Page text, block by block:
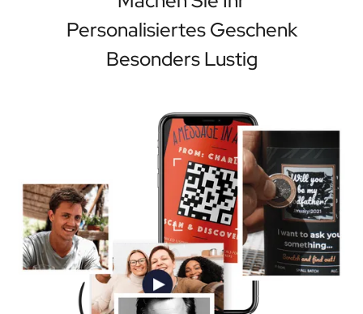
Personalisiertes Geschenk
Besonders Lustig